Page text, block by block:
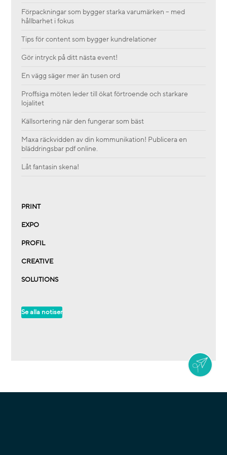
Förpackningar som bygger starka varumärken – med
hållbarhet i fokus
Tips för content som bygger kundrelationer
Gör intryck på ditt nästa event!
En vägg säger mer än tusen ord
Proffsiga möten leder till ökat förtroende och starkare
lojalitet
Källsortering när den fungerar som bäst
Maxa räckvidden av din kommunikation! Publicera en
bläddringsbar pdf online.
Låt fantasin skena!
PRINT
EXPO
PROFIL
CREATIVE
SOLUTIONS
Se alla notiser